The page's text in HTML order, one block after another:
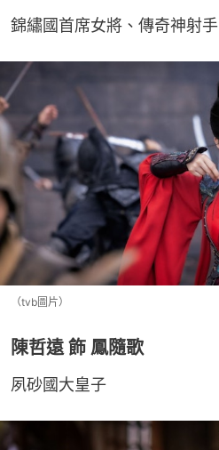
錦繡國首席女將、傳奇神射手
（tvb圖片）
陳哲遠 飾 鳳隨歌
夙砂國大皇子